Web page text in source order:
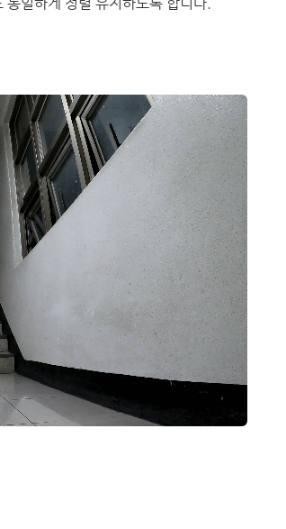
일하게 정렬 유지하도록 합니다.